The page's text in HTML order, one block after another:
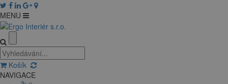
MENU
Košík
NAVIGACE